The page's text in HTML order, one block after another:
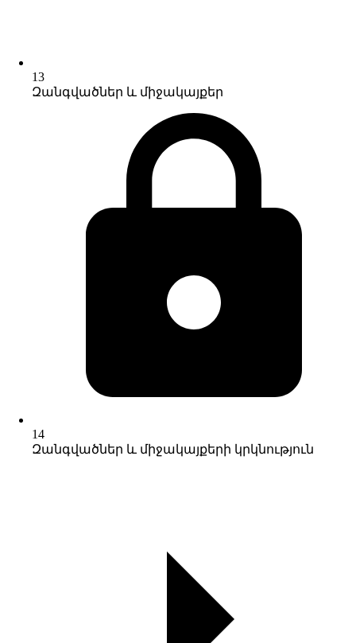
13
Զանգվածներ և միջակայքեր
14
Զանգվածներ և միջակայքերի կրկնություն